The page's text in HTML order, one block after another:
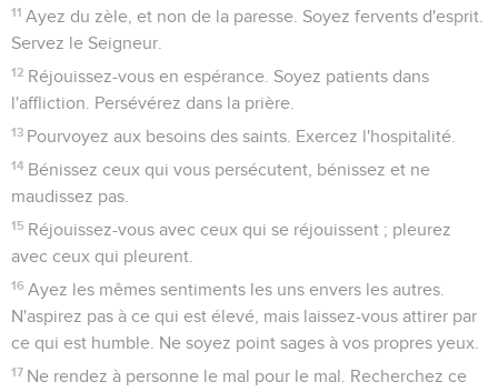
11 Ayez du zèle, et non de la paresse. Soyez fervents d'esprit.
Servez le Seigneur.
12 Réjouissez-vous en espérance. Soyez patients dans
l'affliction. Persévérez dans la prière.
13 Pourvoyez aux besoins des saints. Exercez l'hospitalité.
14 Bénissez ceux qui vous persécutent, bénissez et ne
maudissez pas.
15 Réjouissez-vous avec ceux qui se réjouissent ; pleurez
avec ceux qui pleurent.
16 Ayez les mêmes sentiments les uns envers les autres.
N'aspirez pas à ce qui est élevé, mais laissez-vous attirer par
ce qui est humble. Ne soyez point sages à vos propres yeux.
17 Ne rendez à personne le mal pour le mal. Recherchez ce